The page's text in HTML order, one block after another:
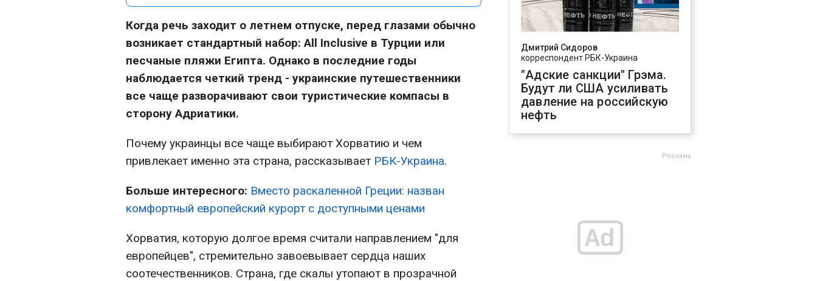
Когда речь заходит о летнем отпуске, перед глазами обычно
возникает стандартный набор: All Inclusive в Турции или
песчаные пляжи Египта. Однако в последние годы
наблюдается четкий тренд - украинские путешественники
все чаще разворачивают свои туристические компасы в
сторону Адриатики.
Почему украинцы все чаще выбирают Хорватию и чем
привлекает именно эта страна, рассказывает РБК-Украина.
Больше интересного: Вместо раскаленной Греции: назван
комфортный европейский курорт с доступными ценами
Хорватия, которую долгое время считали направлением "для
европейцев", стремительно завоевывает сердца наших
соотечественников. Страна, где скалы утопают в прозрачной
Дмитрий Сидоров
корреспондент РБК-Украина
"Адские санкции" Грэма.
Будут ли США усиливать
давление на российскую
нефть